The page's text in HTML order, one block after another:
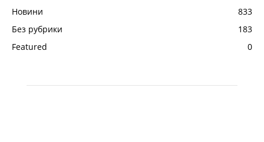
Новини
833
Без рубрики
183
Featured
0